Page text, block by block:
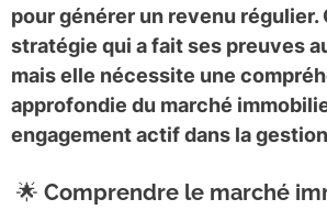
pour générer un revenu régulier.
stratégie qui a fait ses preuves
mais elle nécessite une
approfondie du marché
engagement actif dans la
🌟 Comprendre le marché